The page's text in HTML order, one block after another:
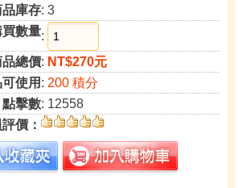
品庫存: 3
買數量:
品總價: NT$270元
使用 : 200 積分
點擊數: 12558
評價：